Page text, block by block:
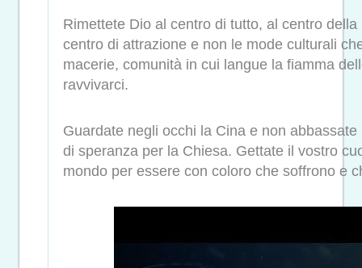
Rimettete Dio al centro di tutto, al centro
centro di attrazione e non le mode culturali
macerie, comunità in cui langue la fiamma
ravvivarci.
Guardate negli occhi la Cina e non
di speranza per la Chiesa. Gettate il vostro
mondo per essere con coloro che soffrono e